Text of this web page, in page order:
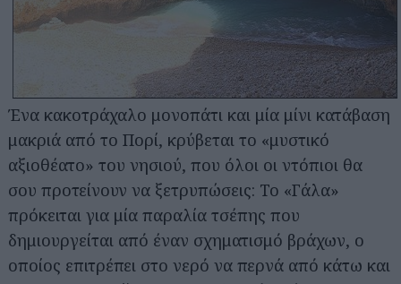
Ένα κακοτράχαλο μονοπάτι και μία μίνι κατάβαση
μακριά από το Πορί, κρύβεται το «μυστικό
αξιοθέατο» του νησιού, που όλοι οι ντόπιοι θα
σου προτείνουν να ξετρυπώσεις: Το «Γάλα»
πρόκειται για μία παραλία τσέπης που
δημιουργείται από έναν σχηματισμό βράχων, ο
οποίος επιτρέπει στο νερό να περνά από κάτω και
Αναζήτηση
για...